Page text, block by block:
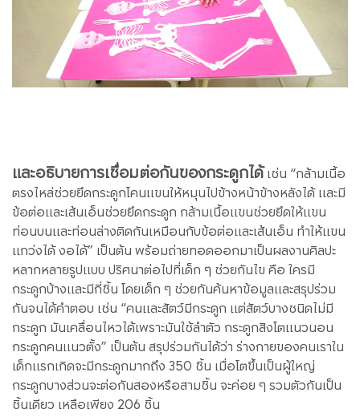
และอธิบายการเชื่อมต่อกันของกระดูกได้เช่น “กล้ามเนื้อ
ตรงไหล่ช่วยยึดกระดูกโคนแขนให้หมุนไปข้างหน้าข้างหลังได้ และมี
ข้อต่อและเส้นเอ็นช่วยยึดกระดูก กล้ามเนื้อแขนช่วยยึดให้แขน
ท่อนบนและท่อนล่างติดกันเหมือนกับข้อต่อและเส้นเอ็น ทำให้แขน
แกว่งได้ งอได้” เป็นต้น พร้อมถ่ายทอดออกมาเป็นผลงานศิลปะ
หลากหลายรูปแบบ ปริศนาต่อไปที่เด็ก ๆ ช่วยกันไข คือ ใครมี
กระดูกบ้างและมีกี่ชิ้น โดยเด็ก ๆ ช่วยกันค้นหาข้อมูลและสรุปร่วม
กันจนได้คำตอบ เช่น “คนและสัตว์มีกระดูก แต่สัตว์บางชนิดไม่มี
กระดูก มันเคลื่อนไหวได้เพราะมันใช้ลำตัว กระดูกสิงโตแนวนอน
กระดูกคนแนวตั้ง” เป็นต้น สรุปร่วมกันได้ว่า ร่างกายของคนเราใน
เด็กแรกเกิดจะมีกระดูกมากถึง 350 ชิ้น เมื่อโตขึ้นเป็นผู้ใหญ่
กระดูกบางส่วนจะต่อกันสองหรือสามชิ้น จะค่อย ๆ รวมตัวกันเป็น
ชิ้นเดียว เหลือเพียง 206 ชิ้น